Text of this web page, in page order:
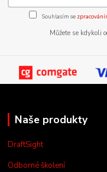
Souhlasím se
Můžete se
Naše produkty
DraftSight
Odborné školení